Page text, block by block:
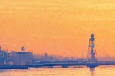
для печати